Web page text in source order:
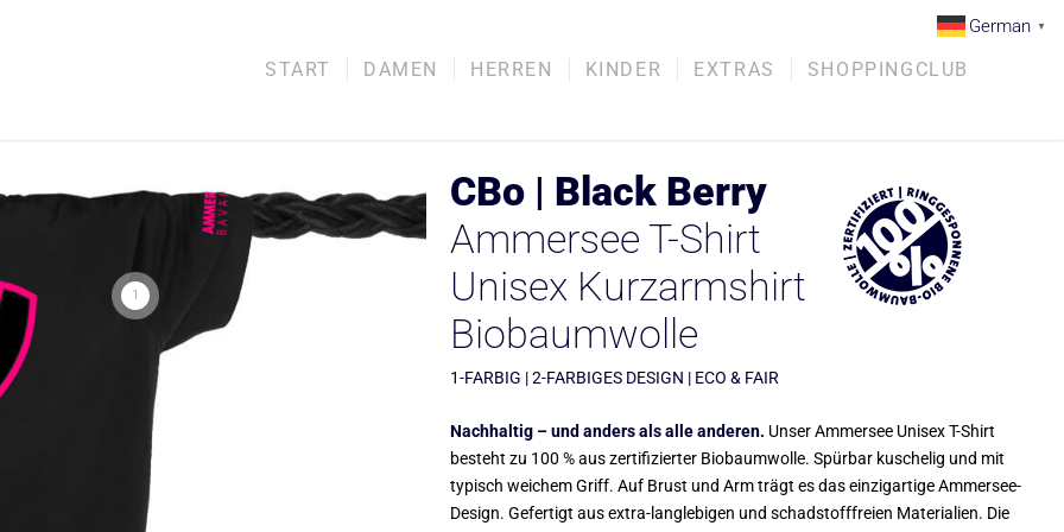
German ▼
START DAMEN HERREN KINDER EXTRAS SHOPPINGCLUB
1
CBo | Black Berry
Ammersee T-Shirt
Unisex Kurzarmshirt
Biobaumwolle
1-FARBIG | 2-FARBIGES DESIGN | ECO & FAIR
Nachhaltig – und anders als alle anderen. Unser Ammersee Unisex T-Shirt
besteht zu 100 % aus zertifizierter Biobaumwolle. Spürbar kuschelig und mit
typisch weichem Griff. Auf Brust und Arm trägt es das einzigartige Ammersee-
Design. Gefertigt aus extra-langlebigen und schadstofffreien Materialien. Die